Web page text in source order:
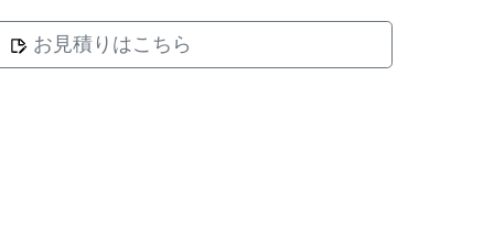
お見積りはこちら